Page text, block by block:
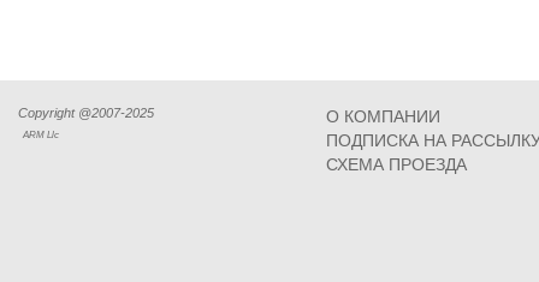
Copyright @2007-2025
ARM Llc
О КОМПАНИИ
ПОДПИСКА НА
СХЕМА ПРОЕЗДА